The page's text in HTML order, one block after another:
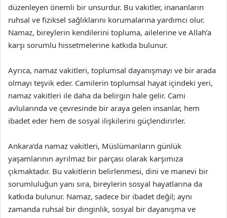
düzenleyen önemli bir unsurdur. Bu vakitler, inananların
ruhsal ve fiziksel sağlıklarını korumalarına yardımcı olur.
Namaz, bireylerin kendilerini topluma, ailelerine ve Allah’a
karşı sorumlu hissetmelerine katkıda bulunur.
Ayrıca, namaz vakitleri, toplumsal dayanışmayı ve bir arada
olmayı teşvik eder. Camilerin toplumsal hayat içindeki yeri,
namaz vakitleri ile daha da belirgin hale gelir. Cami
avlularında ve çevresinde bir araya gelen insanlar, hem
ibadet eder hem de sosyal ilişkilerini güçlendirirler.
Ankara’da namaz vakitleri, Müslümanların günlük
yaşamlarının ayrılmaz bir parçası olarak karşımıza
çıkmaktadır. Bu vakitlerin belirlenmesi, dini ve manevi bir
sorumluluğun yanı sıra, bireylerin sosyal hayatlarına da
katkıda bulunur. Namaz, sadece bir ibadet değil; aynı
zamanda ruhsal bir dinginlik, sosyal bir dayanışma ve